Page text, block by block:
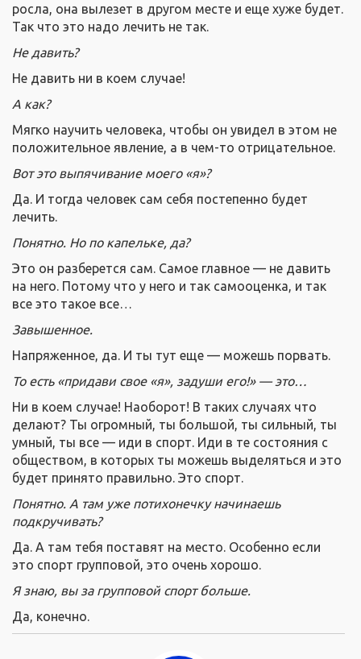
росла, она вылезет в другом месте и еще хуже будет.
Так что это надо лечить не так.
Не давить?
Не давить ни в коем случае!
А как?
Мягко научить человека, чтобы он увидел в этом не
положительное явление, а в чем-то отрицательное.
Вот это выпячивание моего «я»?
Да. И тогда человек сам себя постепенно будет
лечить.
Понятно. Но по капельке, да?
Это он разберется сам. Самое главное — не давить
на него. Потому что у него и так самооценка, и так
все это такое все…
Завышенное.
Напряженное, да. И ты тут еще — можешь порвать.
То есть «придави свое «я», задуши его!» — это…
Ни в коем случае! Наоборот! В таких случаях что
делают? Ты огромный, ты большой, ты сильный, ты
умный, ты все — иди в спорт. Иди в те состояния с
обществом, в которых ты можешь выделяться и это
будет принято правильно. Это спорт.
Понятно. А там уже потихонечку начинаешь
подкручивать?
Да. А там тебя поставят на место. Особенно если
это спорт групповой, это очень хорошо.
Я знаю, вы за групповой спорт больше.
Да, конечно.